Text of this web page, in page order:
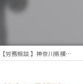
県横浜より飛躍の企業経営を行う経営者様へ発信